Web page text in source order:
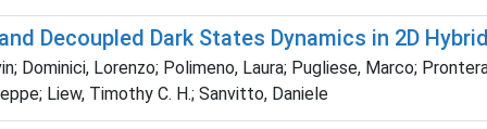
Decoupled Dark States Dynamics in 2D
Dominici, Lorenzo; Polimeno, Laura; Pugliese, Marco;
Liew, Timothy C. H.; Sanvitto, Daniele